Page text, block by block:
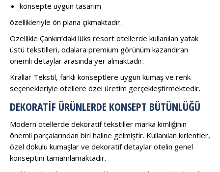
konsepte uygun tasarım
özellikleriyle ön plana çıkmaktadır.
Özellikle Çankırı’daki lüks resort otellerde kullanılan yatak
üstü tekstilleri, odalara premium görünüm kazandıran
önemli detaylar arasında yer almaktadır.
Krallar Tekstil, farklı konseptlere uygun kumaş ve renk
seçenekleriyle otellere özel üretim gerçekleştirmektedir.
DEKORATIF ÜRÜNLERDE KONSEPT BÜTÜNLÜĞÜ
Modern otellerde dekoratif tekstiller marka kimliğinin
önemli parçalarından biri haline gelmiştir. Kullanılan kırlentler,
özel dokulu kumaşlar ve dekoratif detaylar otelin genel
konseptini tamamlamaktadır.